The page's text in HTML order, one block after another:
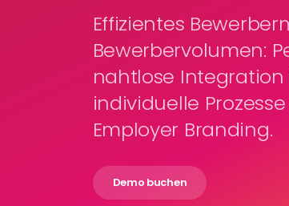
Effizientes
Bewerbervolumen:
nahtlose
individuelle
Employer Branding.
Demo buchen